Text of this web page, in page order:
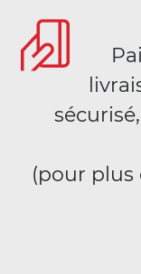
(pour plus